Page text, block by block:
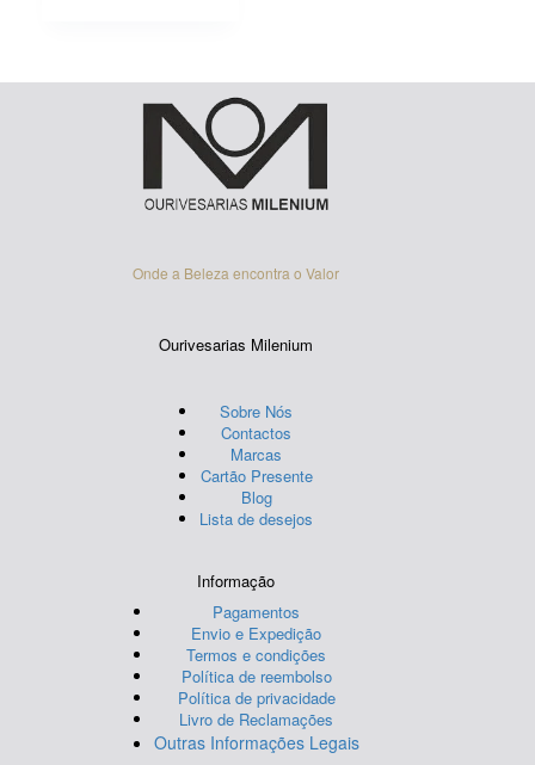
Onde a Beleza encontra o Valor
Ourivesarias Milenium
Sobre Nós
Contactos
Marcas
Cartão Presente
Blog
Lista de desejos
Informação
Pagamentos
Envio e Expedição
Termos e condições
Política de reembolso
Política de privacidade
Livro de Reclamações
Outras Informações Legais